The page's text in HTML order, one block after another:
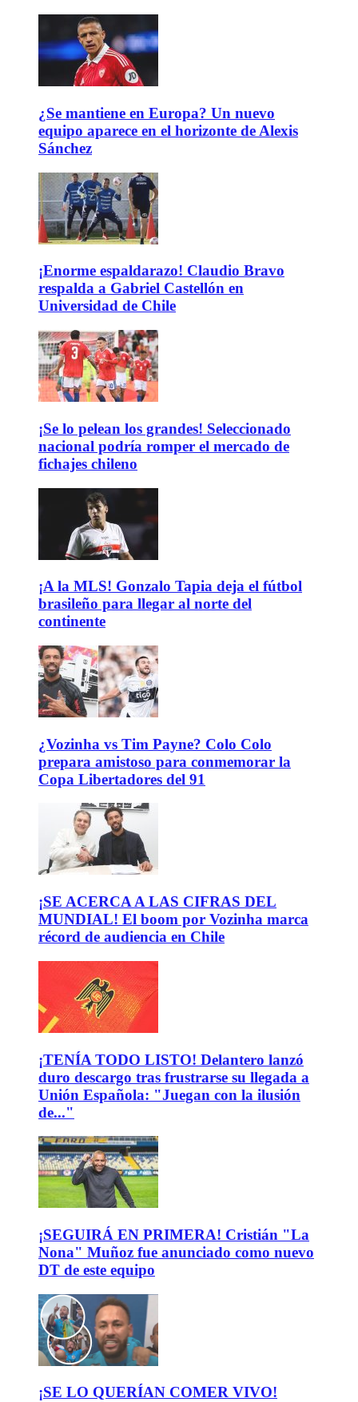
¿Se mantiene en Europa? Un nuevo
equipo aparece en el horizonte de Alexis
Sánchez
¡Enorme espaldarazo! Claudio Bravo
respalda a Gabriel Castellón en
Universidad de Chile
¡Se lo pelean los grandes! Seleccionado
nacional podría romper el mercado de
fichajes chileno
¡A la MLS! Gonzalo Tapia deja el fútbol
brasileño para llegar al norte del
continente
¿Vozinha vs Tim Payne? Colo Colo
prepara amistoso para conmemorar la
Copa Libertadores del 91
¡SE ACERCA A LAS CIFRAS DEL
MUNDIAL! El boom por Vozinha marca
récord de audiencia en Chile
¡TENÍA TODO LISTO! Delantero lanzó
duro descargo tras frustrarse su llegada a
Unión Española: "Juegan con la ilusión
de..."
¡SEGUIRÁ EN PRIMERA! Cristián "La
Nona" Muñoz fue anunciado como nuevo
DT de este equipo
¡SE LO QUERÍAN COMER VIVO!